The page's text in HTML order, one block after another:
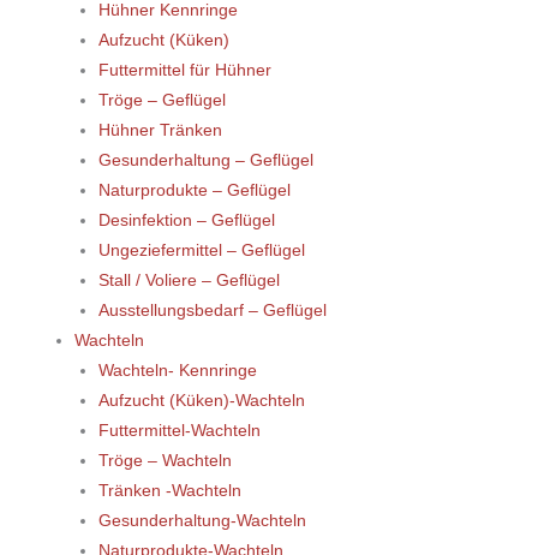
Hühner Kennringe
Aufzucht (Küken)
Futtermittel für Hühner
Tröge – Geflügel
Hühner Tränken
Gesunderhaltung – Geflügel
Naturprodukte – Geflügel
Desinfektion – Geflügel
Ungeziefermittel – Geflügel
Stall / Voliere – Geflügel
Ausstellungsbedarf – Geflügel
Wachteln
Wachteln- Kennringe
Aufzucht (Küken)-Wachteln
Futtermittel-Wachteln
Tröge – Wachteln
Tränken -Wachteln
Gesunderhaltung-Wachteln
Naturprodukte-Wachteln